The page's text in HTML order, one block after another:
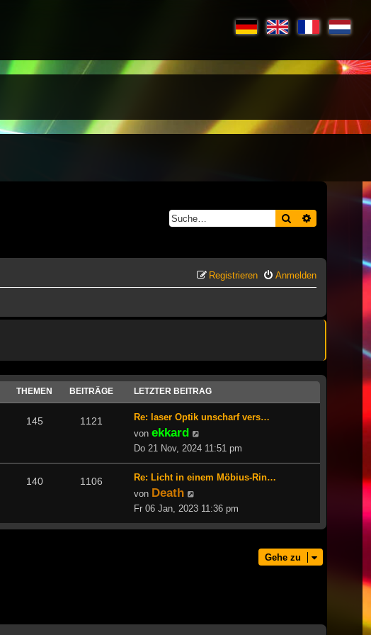
Suche
Anmelden
Registrieren
THEMEN BEITRÄGE LETZTER BEITRAG
145 1121
Re: laser Optik unscharf vers…
von ekkard
Beitrag
Do 21 Nov, 2024 11:51 pm
140 1106
Re: Licht in einem Möbius-Rin…
von Death
Beitrag
Fr 06 Jan, 2023 11:36 pm
Gehe zu